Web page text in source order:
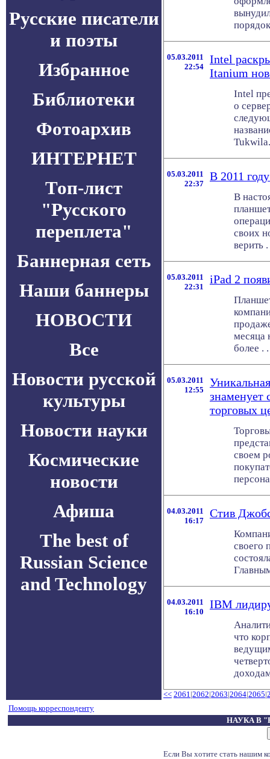
Русские писатели
и поэты
Избранное
Библиотеки
Фотоархив
ИНТЕРНЕТ
Топ-лист
"Русского
переплета"
Баннерная сеть
Наши баннеры
НОВОСТИ
Все
Новости русской
культуры
Новости науки
Космические
новости
Афиша
The best of
Russian Science
and Technology
05.03.2011
22:54
Intel
Itanium
Intel
о
05.03.2011
22:37
В 2011
В
своих
верить .
05.03.2011
22:31
iPad 2
месяца
более .
05.03.2011
12:55
знаменует
торговых
своем
04.03.2011
16:17
Стив
своего
04.03.2011
16:10
IBM
что
<< 2061|2062|2063|2064|2065|
Помощь корреспонденту
НАУКА В
Если Вы хотите стать нашим